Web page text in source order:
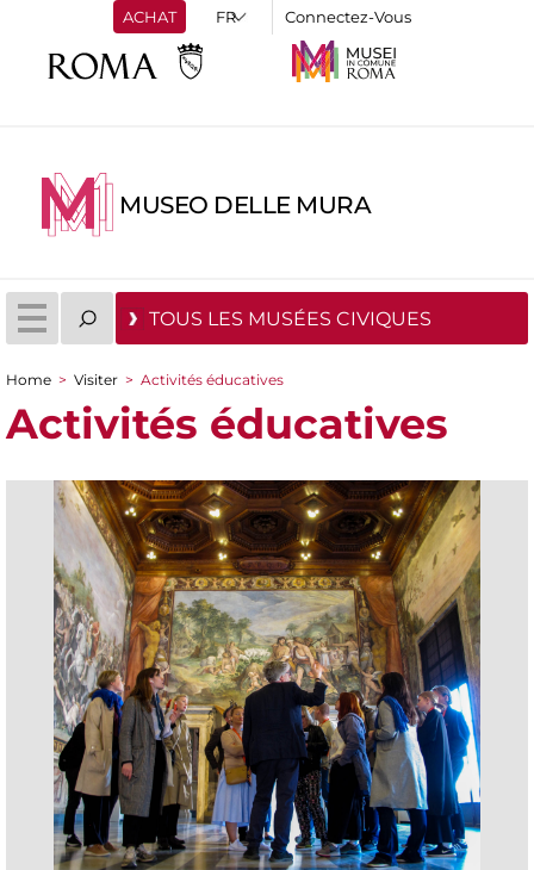
ACHAT Connectez-Vous
MUSEO DELLE MURA
TOUS LES MUSÉES CIVIQUES
You are here
Home > Visiter > Activités éducatives
Activités éducatives